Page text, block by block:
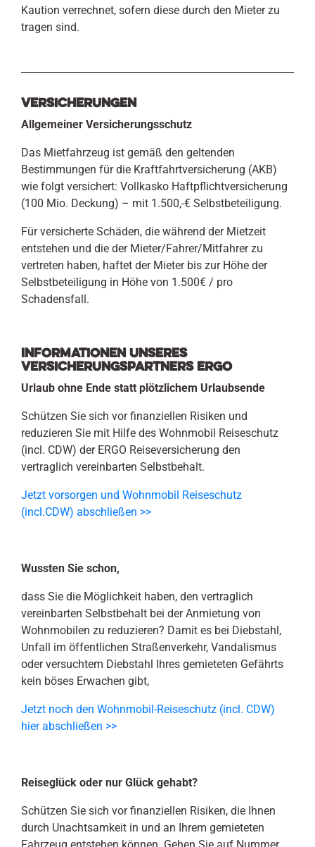
Kaution verrechnet, sofern diese durch den Mieter zu
tragen sind.
Versicherungen
Allgemeiner Versicherungsschutz
Das Mietfahrzeug ist gemäß den geltenden
Bestimmungen für die Kraftfahrtversicherung (AKB)
wie folgt versichert: Vollkasko Haftpflichtversicherung
(100 Mio. Deckung) – mit 1.500,-€ Selbstbeteiligung.
Für versicherte Schäden, die während der Mietzeit
entstehen und die der Mieter/Fahrer/Mitfahrer zu
vertreten haben, haftet der Mieter bis zur Höhe der
Selbstbeteiligung in Höhe von 1.500€ / pro
Schadensfall.
Informationen unseres
Versicherungspartners Ergo
Urlaub ohne Ende statt plötzlichem Urlaubsende
Schützen Sie sich vor finanziellen Risiken und
reduzieren Sie mit Hilfe des Wohnmobil Reiseschutz
(incl. CDW) der ERGO Reiseversicherung den
vertraglich vereinbarten Selbstbehalt.
Jetzt vorsorgen und Wohnmobil Reiseschutz
(incl.CDW) abschließen >>
Wussten Sie schon,
dass Sie die Möglichkeit haben, den vertraglich
vereinbarten Selbstbehalt bei der Anmietung von
Wohnmobilen zu reduzieren? Damit es bei Diebstahl,
Unfall im öffentlichen Straßenverkehr, Vandalismus
oder versuchtem Diebstahl Ihres gemieteten Gefährts
kein böses Erwachen gibt,
Jetzt noch den Wohnmobil-Reiseschutz (incl. CDW)
hier abschließen >>
Reiseglück oder nur Glück gehabt?
Schützen Sie sich vor finanziellen Risiken, die Ihnen
durch Unachtsamkeit in und an Ihrem gemieteten